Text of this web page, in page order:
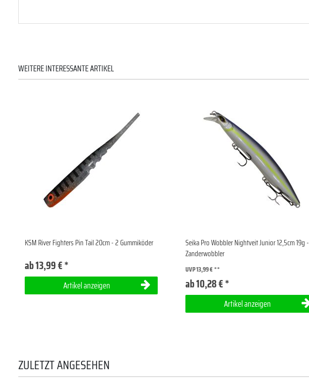
WEITERE INTERESSANTE ARTIKEL
KSM River Fighters Pin Tail 20cm - 2 Gummiköder
ab 13,99 € *
Artikel anzeigen
Seika Pro Wobbler Nightveit Junior 12,5cm 19g -
Zanderwobbler
UVP 13,99 €
ab 10,28 € *
Artikel anzeigen
ZULETZT ANGESEHEN